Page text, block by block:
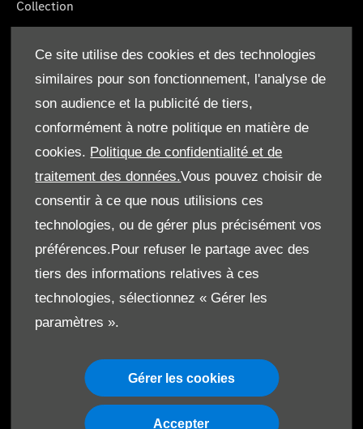
Ce site utilise des cookies et des technologies
similaires pour son fonctionnement, l'analyse de
son audience et la publicité de tiers,
conformément à notre politique en matière de
cookies. Politique de confidentialité et de
traitement des données.Vous pouvez choisir de
consentir à ce que nous utilisions ces
technologies, ou de gérer plus précisément vos
préférences.Pour refuser le partage avec des
tiers des informations relatives à ces
technologies, sélectionnez « Gérer les
paramètres ».
Gérer les cookies
Accepter
Collection
Pièces d'origine
Réclamation
© Le Moteur SA 2026. Tous droits réservés
Termes & Conditions
Cookies
Protection de données
Code de Conduite